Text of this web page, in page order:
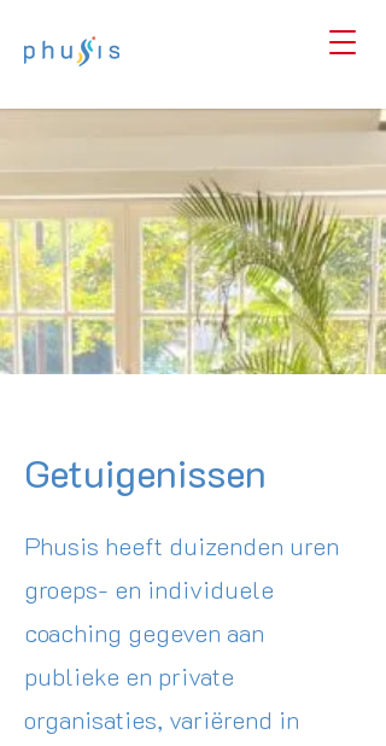
Getuigenissen
Phusis heeft duizenden uren
groeps- en individuele
coaching gegeven aan
publieke en private
organisaties, variërend in